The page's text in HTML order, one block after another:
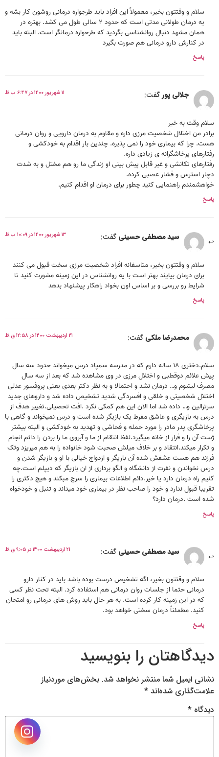
سلام و وقتتون بخیر، معمولاً این افراد باید طرجواره درمانی روشون کار بشه و
یه درمان طولانی مدتی است که حدود ۲ سالی طول می کشد. بهتره در
همان مشهد دنبال روانشناسی بگردید که طرحواره درمانگر است. البته باید
در کنارش دارو درمانی هم صورت بگیرد
پاسخ
جلالی پورگفت: ۱۱ شهریور ۱۴۰۰ در ۶:۴۷ ب.ظ
سلام وقت به خیر
برادر من اختلال شخصیت مرزی داره و مقاوم به درمان دارویی و روان درمانی
هست. چرا که بیماری خود را نمی پذیره. چندین بار اقدام به خودکشی و
رفتارهای پرخاشگرانه ی زیادی داره.
رفتارهای تکانشی و غیر قابل پیش بینی او زندگی ما رو هم مختل و به شدت
دچار استرس و فشار عصبی کرده.
خواهشمندم راهنمایی کنید چطور برای درمان او اقدام کنیم.
پاسخ
سید مصطفی حسینی گفت: ۱۳ شهریور ۱۴۰۰ در ۱۰:۰۹ ب.ظ
سلام و وقتتون بخیر، متاسفانه افراد شخصیت مرزی سخت قبول می کنند
برای درمان بیایند بهتر است با یه روانشناس در این زمینه مشورت کنید تا
شرایط رو بررسی و بر اساس اون بخواد راهکار پیشنهاد بدهد
پاسخ
محمدرضا ملکی گفت: ۲۱ اردیبهشت ۱۴۰۰ در ۱۲:۵۸ ق.ظ
سلام.دختری ۱۸ ساله دارم که در مدرسه سمپاد درس میخواند حدود سه سال
پیش علائم دوقطبی و اختلال مرزی در وی مشاهده شد که بعد از سه سال
مصرف لیتیوم و… درمان نشد و احتمالا و به نظر دکتر بعدی یعنی پروفسور عدلی
اختلال شخصیتی و خلقی و افسردگی شدید تشخیص داده شد و داروهای جدید
سرترالین و… داده شد اما الان این هم کمکی نکرد .افت تحصیلی.تغییر هدف از
درس به بازیگری و عاشق مفرط یک بازیگر شده است و درس نمیخواند و گاهی با
پرخاشگری پدر مادر را مورد حمله و فحاشی و تهدید به خودکشی و البته بیشتر
ژست آن را و فرار از خانه میگیرد.لفظ انتقام از ما و آبروی ما را بردن را دائم انجام
و تکرار میکند.انتقاد و بر خلاف میلش صحبت شود خانواده را به هم میریزد وتک
فرزند هم هست عشفش شده آن باریگر و ازدواج خیالی با او و بازیگر شدن و
درس نخواندن و نفرت از دانشگاه و الگو برداری از ان بازیگر که دیپلم است.چه
کنیم راه درمان دارد یا خیر.دائم اطلاعات بیماری را سرچ مبکند و هیچ دکتری را
تقریبا قبول ندارد و خود را صاحب نظر در بیماری خود میداند و تنبل و خودخواه
شده است .درمان دارد؟
پاسخ
سید مصطفی حسینی گفت: ۲۱ اردیبهشت ۱۴۰۰ در ۹:۰۵ ق.ظ
سلام و وقتتون بخیر، اگه تشخیص درست بوده باشد باید در کنار دارو
درمانی حتما از جلسات روان درمانی هم استفاده کرد. البته تحت نظر کسی
که در این زمینه کار کرده است. به هر حال باید روش های درمانی رو امتحان
کنید. مطمئناً درمان سختی خواهد بود.
پاسخ
دیدگاهتان را بنویسید
نشانی ایمیل شما منتشر نخواهد شد. بخش‌های موردنیاز
علامت‌گذاری شده‌اند *
دیدگاه *